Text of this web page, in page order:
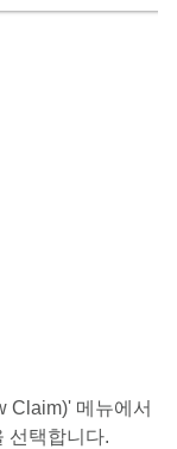
Claim)' 메뉴에서
선택합니다.